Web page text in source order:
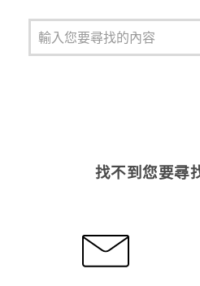
找不到您要尋